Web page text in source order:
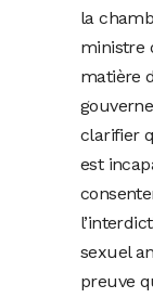
la
ministre
matière
clarifier
est
sexuel
preuve